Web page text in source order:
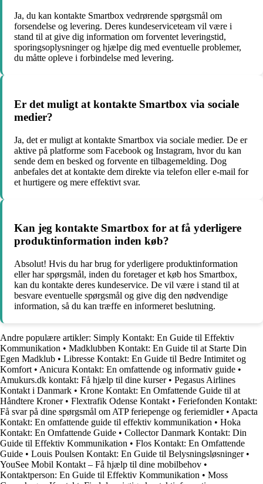
Ja, du kan kontakte Smartbox vedrørende spørgsmål om
forsendelse og levering. Deres kundeserviceteam vil være i
stand til at give dig information om forventet leveringstid,
sporingsoplysninger og hjælpe dig med eventuelle problemer,
du måtte opleve i forbindelse med levering.
Er det muligt at kontakte Smartbox via sociale
medier?
Ja, det er muligt at kontakte Smartbox via sociale medier. De er
aktive på platforme som Facebook og Instagram, hvor du kan
sende dem en besked og forvente en tilbagemelding. Dog
anbefales det at kontakte dem direkte via telefon eller e-mail for
et hurtigere og mere effektivt svar.
Kan jeg kontakte Smartbox for at få yderligere
produktinformation inden køb?
Absolut! Hvis du har brug for yderligere produktinformation
eller har spørgsmål, inden du foretager et køb hos Smartbox,
kan du kontakte deres kundeservice. De vil være i stand til at
besvare eventuelle spørgsmål og give dig den nødvendige
information, så du kan træffe en informeret beslutning.
Andre populære artikler: Simply Kontakt: En Guide til Effektiv
Kommunikation • Madklubben Kontakt: En Guide til at Starte Din
Egen Madklub • Libresse Kontakt: En Guide til Bedre Intimitet og
Komfort • Anicura Kontakt: En omfattende og informativ guide •
Amukurs.dk kontakt: Få hjælp til dine kurser• Pegasus Airlines
Kontakt i Danmark • Krone Kontakt: En Omfattende Guide til at
Håndtere Kroner• Flextrafik Odense Kontakt • Feriefonden Kontakt:
Få svar på dine spørgsmål om ATP feriepenge og feriemidler• Apacta
Kontakt: En omfattende guide til effektiv kommunikation • Hoka
Kontakt: En Omfattende Guide • Collector Danmark Kontakt: Din
Guide til Effektiv Kommunikation • Flos Kontakt: En Omfattende
Guide • Louis Poulsen Kontakt: En Guide til Belysningsløsninger•
YouSee Mobil Kontakt – Få hjælp til dine mobilbehov •
Kontaktperson: En Guide til Effektiv Kommunikation • Moss